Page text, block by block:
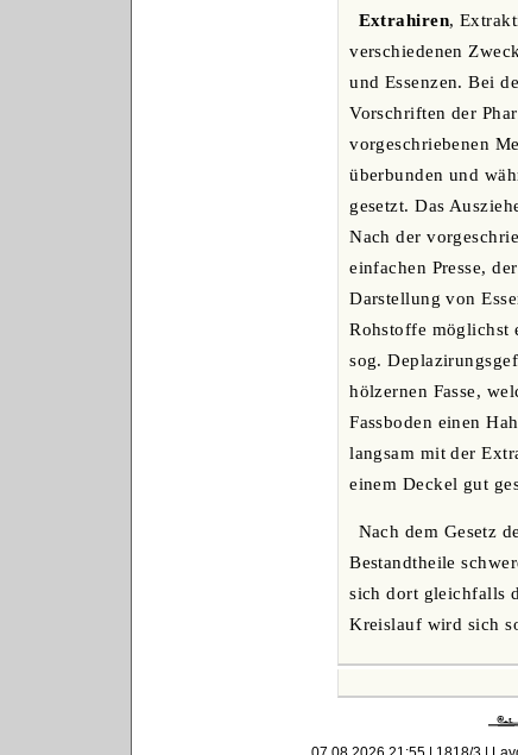
Extrahiren,
verschiedenen
und Essenzen. Bei
Vorschriften der
vorgeschriebenen
überbunden und
gesetzt. Das
Nach der
einfachen Presse,
Darstellung von
Rohstoffe möglichst
sog.
hölzernen Fasse,
Fassboden einen
langsam mit der
einem Deckel gut
Nach dem Gesetz
Bestandtheile
sich dort gleichfalls
Kreislauf wird sich